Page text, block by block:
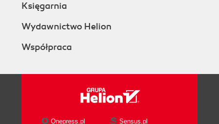
Księgarnia
Wydawnictwo Helion
Współpraca
Onepress.pl Sensus.pl